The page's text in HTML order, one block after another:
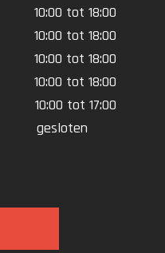
10:00 tot 18:00
10:00 tot 18:00
10:00 tot 18:00
10:00 tot 18:00
10:00 tot 17:00
gesloten